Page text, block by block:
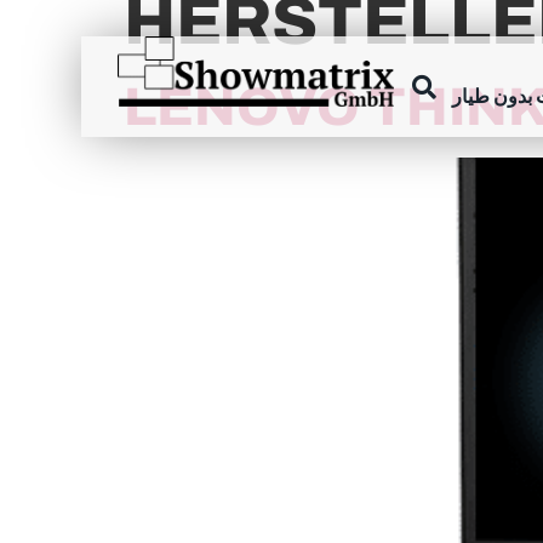
طيار LENOVO